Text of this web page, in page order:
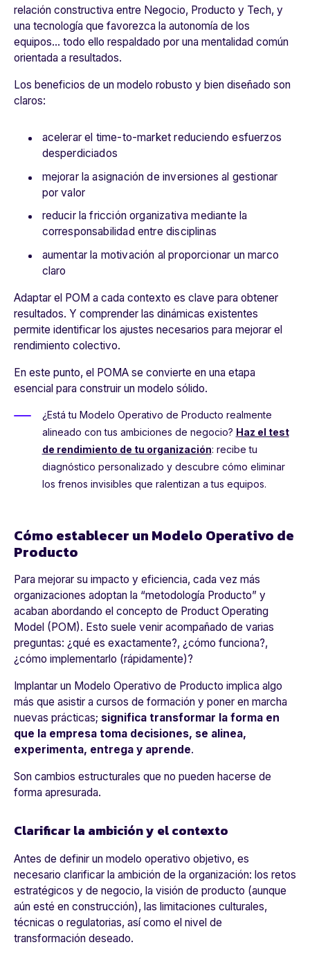
relación constructiva entre Negocio, Producto y Tech, y
una tecnología que favorezca la autonomía de los
equipos… todo ello respaldado por una mentalidad común
orientada a resultados.
Los beneficios de un modelo robusto y bien diseñado son
claros:
acelerar el time-to-market reduciendo esfuerzos
desperdiciados
mejorar la asignación de inversiones al gestionar
por valor
reducir la fricción organizativa mediante la
corresponsabilidad entre disciplinas
aumentar la motivación al proporcionar un marco
claro
Adaptar el POM a cada contexto es clave para obtener
resultados. Y comprender las dinámicas existentes
permite identificar los ajustes necesarios para mejorar el
rendimiento colectivo.
En este punto, el POMA se convierte en una etapa
esencial para construir un modelo sólido.
¿Está tu Modelo Operativo de Producto realmente
alineado con tus ambiciones de negocio? Haz el test
de rendimiento de tu organización: recibe tu
diagnóstico personalizado y descubre cómo eliminar
los frenos invisibles que ralentizan a tus equipos.
Cómo establecer un Modelo Operativo de
Producto
Para mejorar su impacto y eficiencia, cada vez más
organizaciones adoptan la “metodología Producto” y
acaban abordando el concepto de Product Operating
Model (POM). Esto suele venir acompañado de varias
preguntas: ¿qué es exactamente?, ¿cómo funciona?,
¿cómo implementarlo (rápidamente)?
Implantar un Modelo Operativo de Producto implica algo
más que asistir a cursos de formación y poner en marcha
nuevas prácticas; significa transformar la forma en
que la empresa toma decisiones, se alinea,
experimenta, entrega y aprende.
Son cambios estructurales que no pueden hacerse de
forma apresurada.
Clarificar la ambición y el contexto
Antes de definir un modelo operativo objetivo, es
necesario clarificar la ambición de la organización: los retos
estratégicos y de negocio, la visión de producto (aunque
aún esté en construcción), las limitaciones culturales,
técnicas o regulatorias, así como el nivel de
transformación deseado.